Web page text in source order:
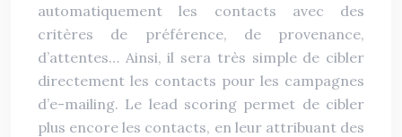
automatiquement les contacts avec des
critères de préférence, de provenance,
d’attentes… Ainsi, il sera très simple de cibler
directement les contacts pour les campagnes
d’e-mailing. Le lead scoring permet de cibler
plus encore les contacts, en leur attribuant des